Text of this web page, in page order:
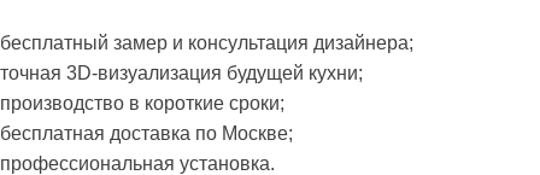
бесплатный замер и консультация дизайнера;
точная 3D-визуализация будущей кухни;
производство в короткие сроки;
бесплатная доставка по Москве;
профессиональная установка.